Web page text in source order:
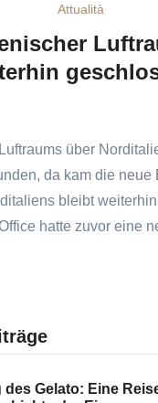
Attualità
über
da kam die neue
bleibt
hatte zuvor eine
des Gelato: Eine